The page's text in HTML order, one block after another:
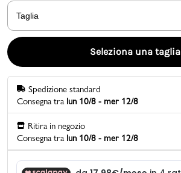
Promo & News
contatti
Gift card
Taglia
Seleziona una taglia
Spedizione standard
Consegna tra lun 10/8 - mer 12/8
Ritira in negozio
Consegna tra lun 10/8 - mer 12/8